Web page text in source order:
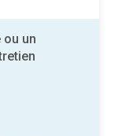
ou un